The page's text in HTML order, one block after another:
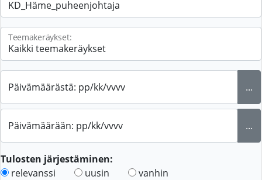
Teemakeräykset:
Päivämäärästä: pp/kk/vvvv ...
Päivämäärään: pp/kk/vvvv ...
Tulosten järjestäminen:
relevanssi
uusin vanhin